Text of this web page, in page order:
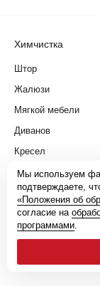
Химчистка
Штор
Жалюзи
Мягкой мебели
Диванов
Кресел
Ковров
Ковролина
Матрасов
Подушек
Мы используем
подтверждаете,
«Положения об
согласие на
программами.